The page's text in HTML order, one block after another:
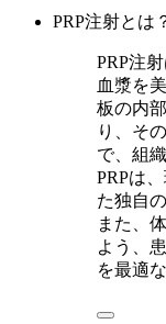
PRP注射とは
PRP注
血漿を
板の内
り、そ
で、組
PRPは
た独自
また、
よう、
を最適